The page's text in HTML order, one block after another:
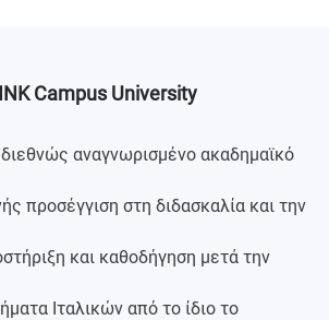
Campus University
αναγνωρισμένο ακαδημαϊκό
προσέγγιση στη διδασκαλία και την
και καθοδήγηση μετά την
Ιταλικών από το ίδιο το